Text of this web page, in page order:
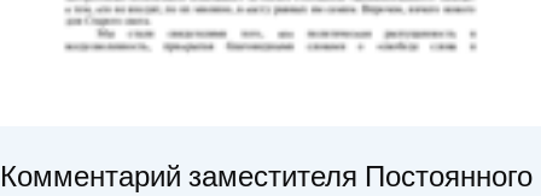
Комментарий заместителя Постоянного